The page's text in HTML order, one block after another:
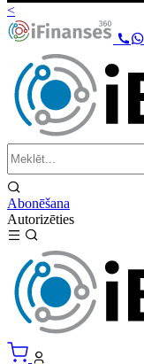
<
Abonēšana
Autorizēties